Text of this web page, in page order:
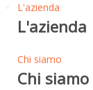
L'azienda
L'azienda
Chi siamo
Chi siamo